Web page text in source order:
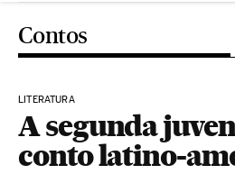
Contos
LITERATURA
A segunda
conto latino-